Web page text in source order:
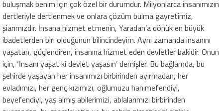
buluşmak benim için çok özel bir durumdur. Milyonlarca insanımızın
dertleriyle dertlenmek ve onlara çözüm bulma gayretimiz,
şiarımızdır. İnsana hizmet etmenin, Yaradan’a dönük en büyük
ibadetlerden biri olduğunun bilincindeyim. Aynı zamanda insanını
yaşatan, güçlendiren, insanına hizmet eden devletler bakidir. Onun
için, ‘İnsanı yaşat ki devlet yaşasın’ demişler. Bu bağlamda, bu
şehirde yaşayan her insanımızı birbirinden ayırmadan, her
evladımızı, her genç kızımızı, oğlumuzu hanımefendiyi,
beyefendiyi, yaş almış abilerimizi, ablalarımızı birbirinden